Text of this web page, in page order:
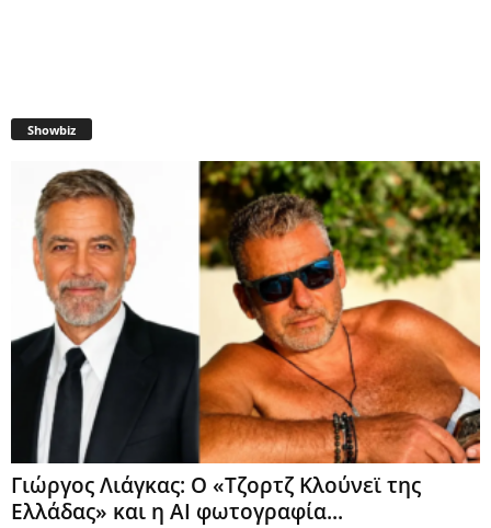
Showbiz
Γιώργος Λιάγκας: Ο «Τζορτζ Κλούνεϊ της
Ελλάδας» και η AI φωτογραφία...